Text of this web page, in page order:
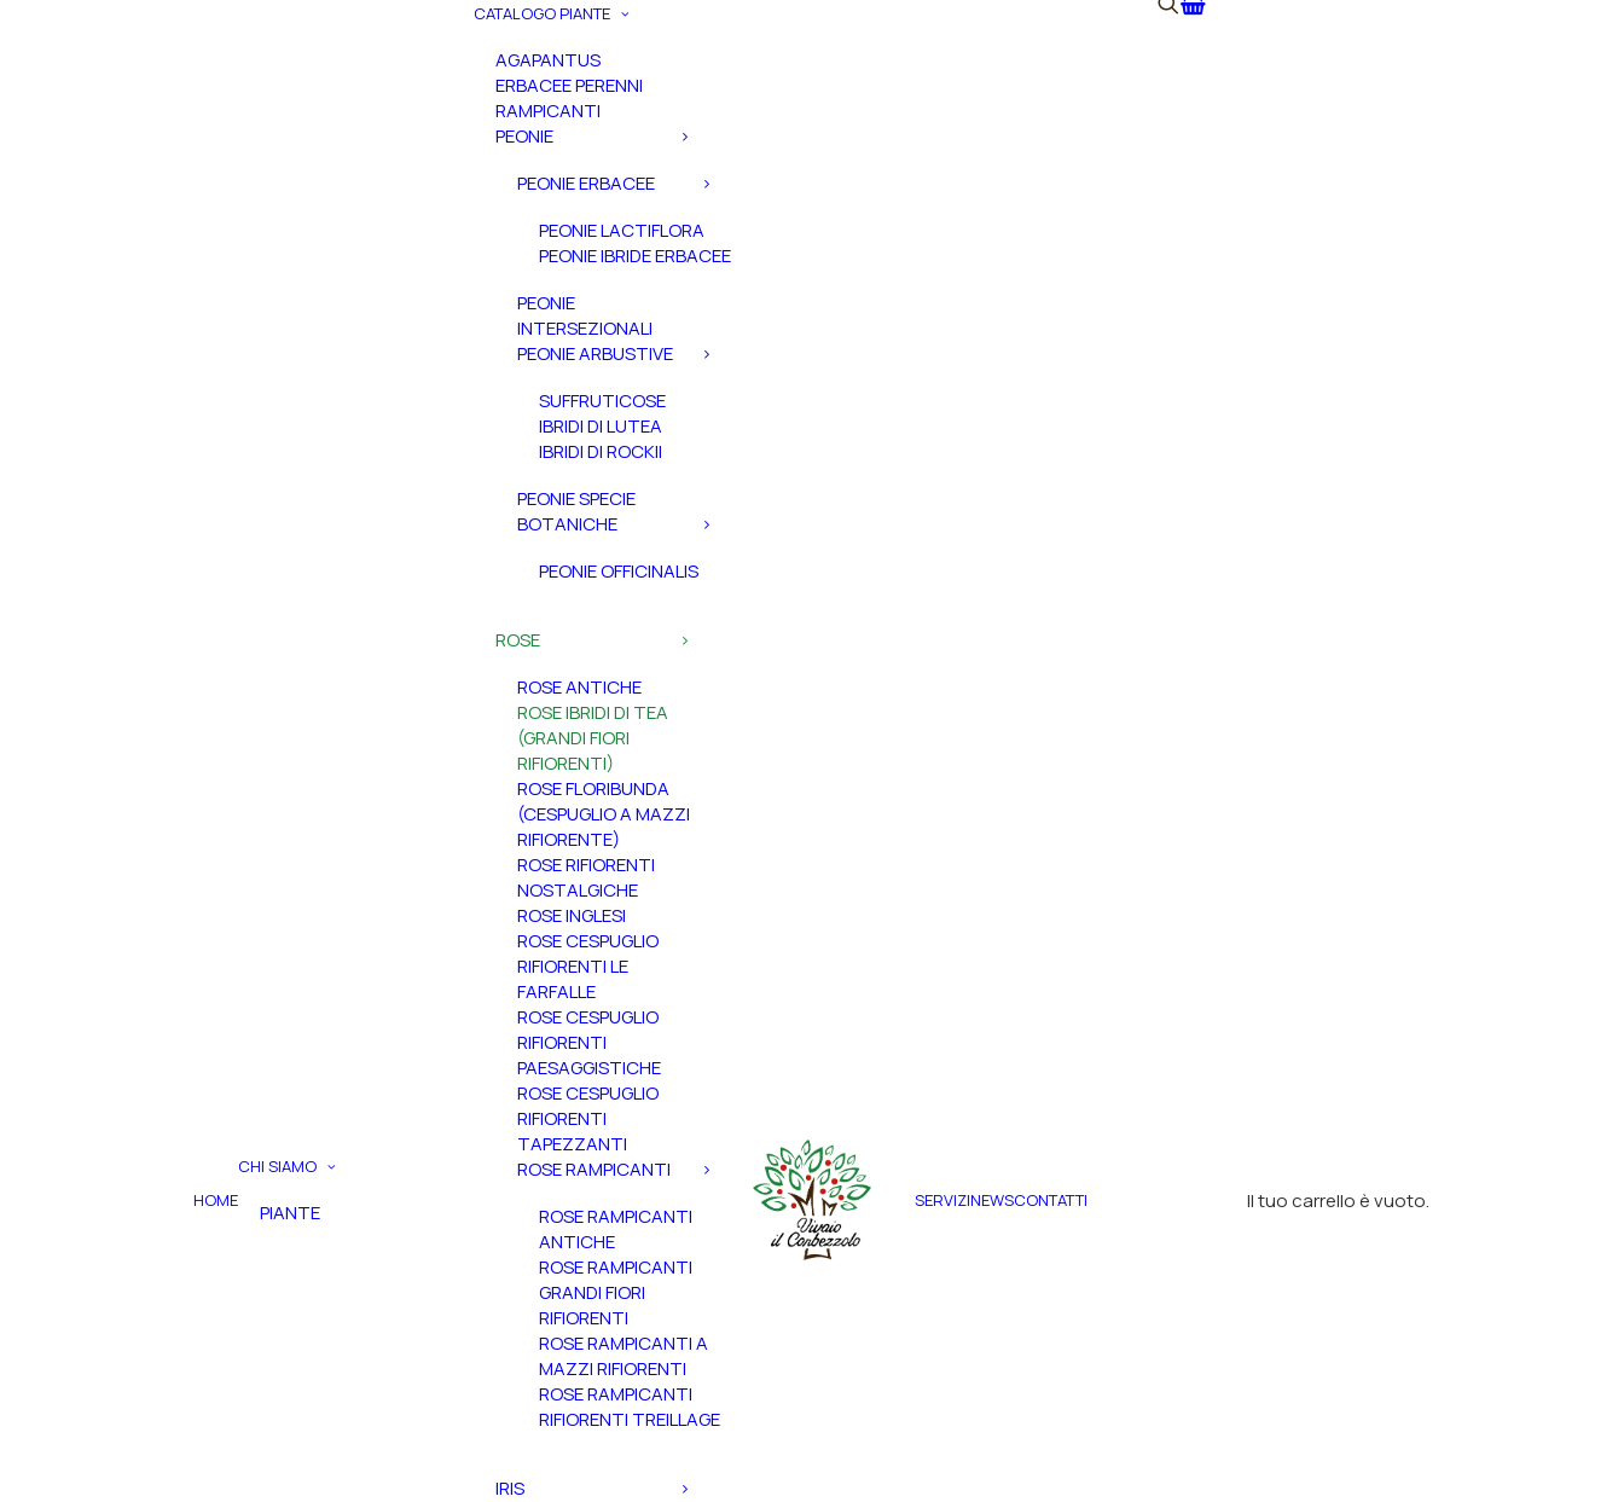
HOME
CHI SIAMO
PIANTE
CATALOGO PIANTE
AGAPANTUS
ERBACEE PERENNI
RAMPICANTI
PEONIE
PEONIE ERBACEE
PEONIE LACTIFLORA
PEONIE IBRIDE ERBACEE
PEONIE
INTERSEZIONALI
PEONIE ARBUSTIVE
SUFFRUTICOSE
IBRIDI DI LUTEA
IBRIDI DI ROCKII
PEONIE SPECIE
BOTANICHE
PEONIE OFFICINALIS
ROSE
ROSE ANTICHE
ROSE IBRIDI DI TEA
(GRANDI FIORI
RIFIORENTI)
ROSE FLORIBUNDA
(CESPUGLIO A MAZZI
RIFIORENTE)
ROSE RIFIORENTI
NOSTALGICHE
ROSE INGLESI
ROSE CESPUGLIO
RIFIORENTI LE
FARFALLE
ROSE CESPUGLIO
RIFIORENTI
PAESAGGISTICHE
ROSE CESPUGLIO
RIFIORENTI
TAPEZZANTI
ROSE RAMPICANTI
ROSE RAMPICANTI
ANTICHE
ROSE RAMPICANTI
GRANDI FIORI
RIFIORENTI
ROSE RAMPICANTI A
MAZZI RIFIORENTI
ROSE RAMPICANTI
RIFIORENTI TREILLAGE
IRIS
SERVIZINEWSCONTATTI Il tuo carrello è vuoto.